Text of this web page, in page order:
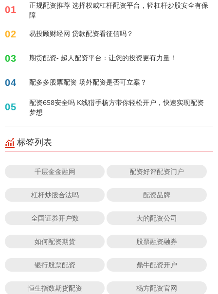
01
正规配资推荐 选择权威杠杆配资平台，轻杠杆炒股安全有保
障
02 易投顾财经网 贷款配资看征信吗？
03 期货配资- 超人配资平台：让您的投资更有力量！
04 配多多股票配资 场外配资是否可立案？
05
配资658安全吗 K线猎手杨方带你轻松开户，快速实现配资
梦想
标签列表
千层金金融网 配资好评配资门户
杠杆炒股合法吗 配资品牌
全国证券开户数 大的配资公司
如何配资期货 股票融资融券
银行股票配资 鼎牛配资开户
恒生指数期货配资 杨方配资官网